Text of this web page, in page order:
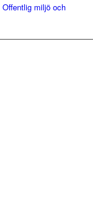
Offentlig miljö och